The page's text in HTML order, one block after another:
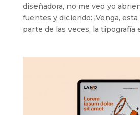
diseñadora, no me veo yo
fuentes y diciendo: ¡Venga,
parte de las veces, la tipografía